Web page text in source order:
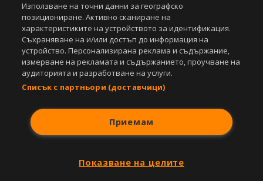
СвалиБЕЗПЛАТНОТО приложение за:
Android
Powered by:
Използване на точни данни за географско
позициониране. Активно сканиране на
характеристиките на устройството за идентификация.
Съхраняване на и/или достъп до информация на
устройство. Персонализирана реклама и съдържание,
измерване на рекламата и съдържанието, проучване на
аудиторията и разработване на услуги.
Списък с партньори (доставчици)
Приемам
Показване на целите